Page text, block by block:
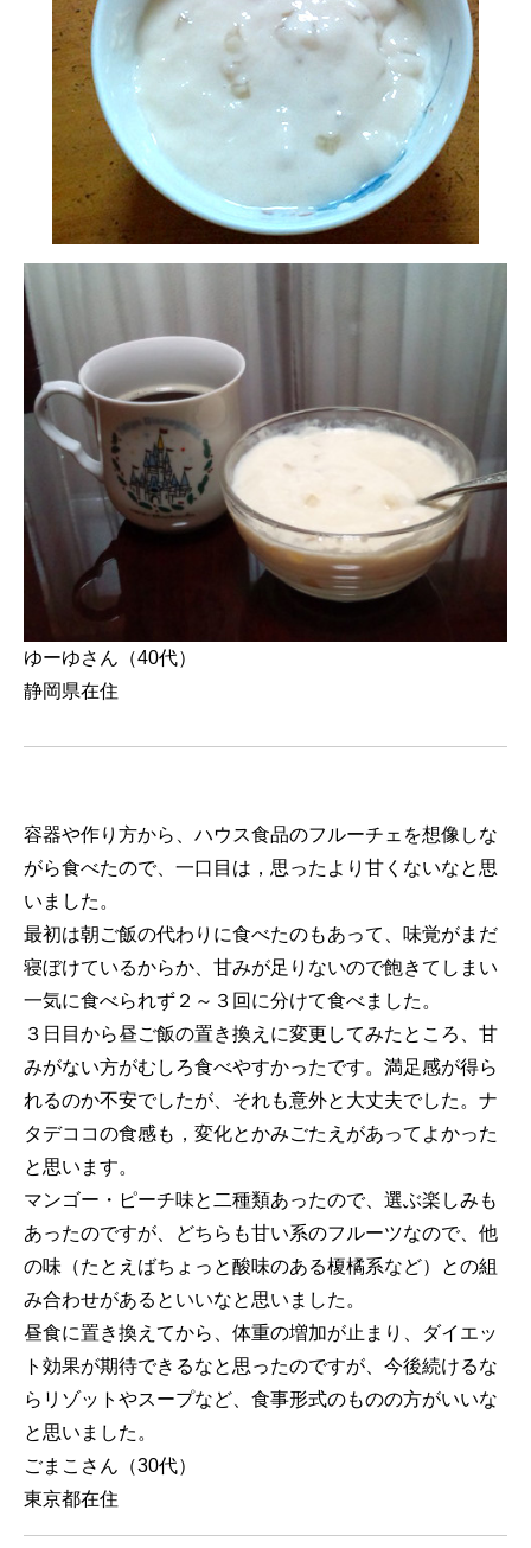
ゆーゆさん（40代）
静岡県在住
容器や作り方から、ハウス食品のフルーチェを想像しな
がら食べたので、一口目は，思ったより甘くないなと思
いました。
最初は朝ご飯の代わりに食べたのもあって、味覚がまだ
寝ぼけているからか、甘みが足りないので飽きてしまい
一気に食べられず２～３回に分けて食べました。
３日目から昼ご飯の置き換えに変更してみたところ、甘
みがない方がむしろ食べやすかったです。満足感が得ら
れるのか不安でしたが、それも意外と大丈夫でした。ナ
タデココの食感も，変化とかみごたえがあってよかった
と思います。
マンゴー・ピーチ味と二種類あったので、選ぶ楽しみも
あったのですが、どちらも甘い系のフルーツなので、他
の味（たとえばちょっと酸味のある榎橘系など）との組
み合わせがあるといいなと思いました。
昼食に置き換えてから、体重の増加が止まり、ダイエッ
ト効果が期待できるなと思ったのですが、今後続けるな
らリゾットやスープなど、食事形式のものの方がいいな
と思いました。
ごまこさん（30代）
東京都在住